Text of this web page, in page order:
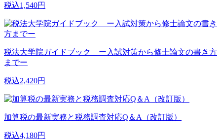
税込1,540円
税法大学院ガイドブック ー入試対策から修士論文の書き方
までー
税込2,420円
加算税の最新実務と税務調査対応Q＆A（改訂版）
税込4,180円